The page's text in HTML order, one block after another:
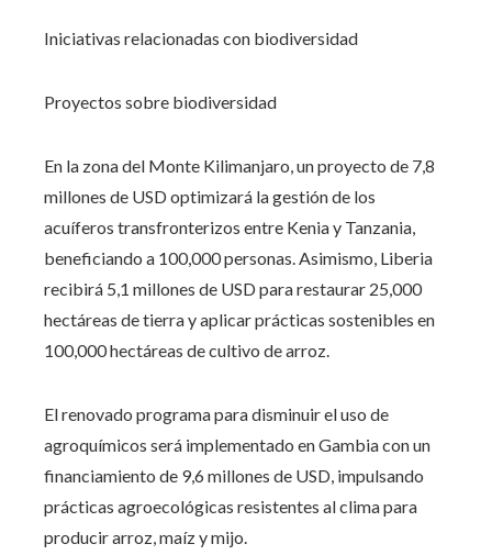
Iniciativas relacionadas con biodiversidad
Proyectos sobre biodiversidad
En la zona del Monte Kilimanjaro, un proyecto de 7,8
millones de USD optimizará la gestión de los
acuíferos transfronterizos entre Kenia y Tanzania,
beneficiando a 100,000 personas. Asimismo, Liberia
recibirá 5,1 millones de USD para restaurar 25,000
hectáreas de tierra y aplicar prácticas sostenibles en
100,000 hectáreas de cultivo de arroz.
El renovado programa para disminuir el uso de
agroquímicos será implementado en Gambia con un
financiamiento de 9,6 millones de USD, impulsando
prácticas agroecológicas resistentes al clima para
producir arroz, maíz y mijo.